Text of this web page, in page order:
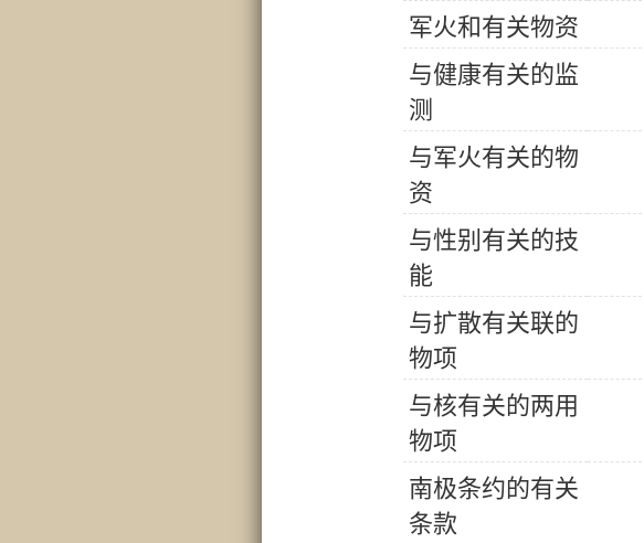
军火和有关物资
与健康有关的监
测
与军火有关的物
资
与性别 有关的技
能
与扩散有关联的
物项
与核有关的两用
物项
南极条约的有关
条款